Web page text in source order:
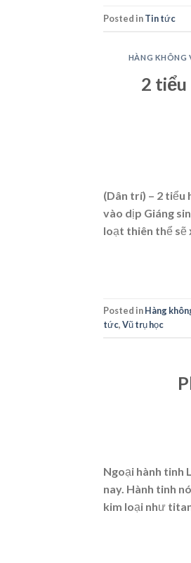
Posted inTin tức
HÀNG KHÔNG
2
(Dân trí) – 2
vào dịp Giáng
loạt thiên thể sẽ
Posted inHàng
tức,Vũ trụ học
Ngoại hành tinh
nay. Hành tinh
kim loại như